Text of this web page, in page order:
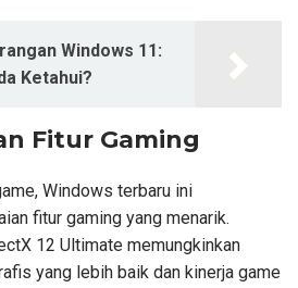
Windows 11:
Ketahui?
Fitur Gaming
Windows terbaru ini
fitur gaming yang menarik.
12 Ultimate memungkinkan
yang lebih baik dan kinerja game